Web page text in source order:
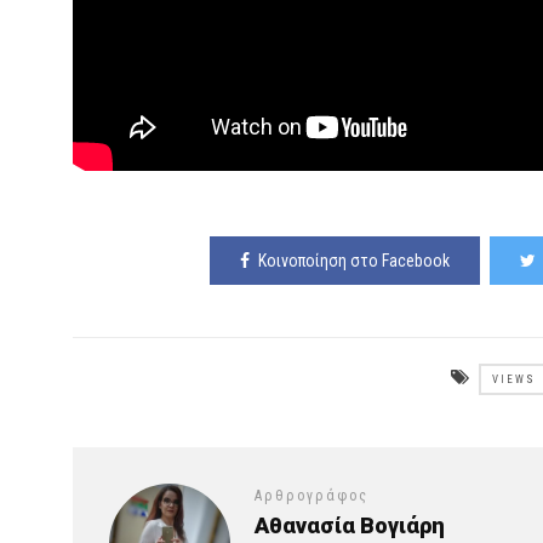
Κοινοποίηση στο Facebook
VIEWS
Αρθρογράφος
Αθανασία Βογιάρη